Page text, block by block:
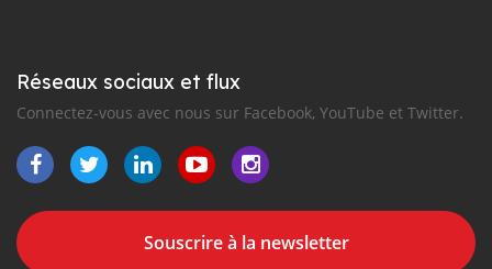
Réseaux sociaux et flux
Connectez-vous avec nous sur Facebook, YouTube et Twitter.
Souscrire à la newsletter